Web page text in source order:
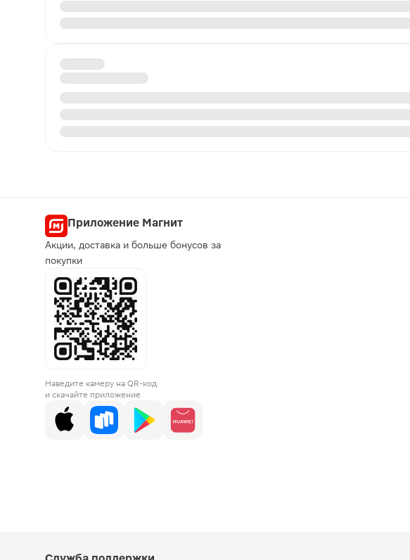
Приложение Магнит
Акции, доставка и больше бонусов за
покупки
Наведите камеру на QR-код
и скачайте приложение